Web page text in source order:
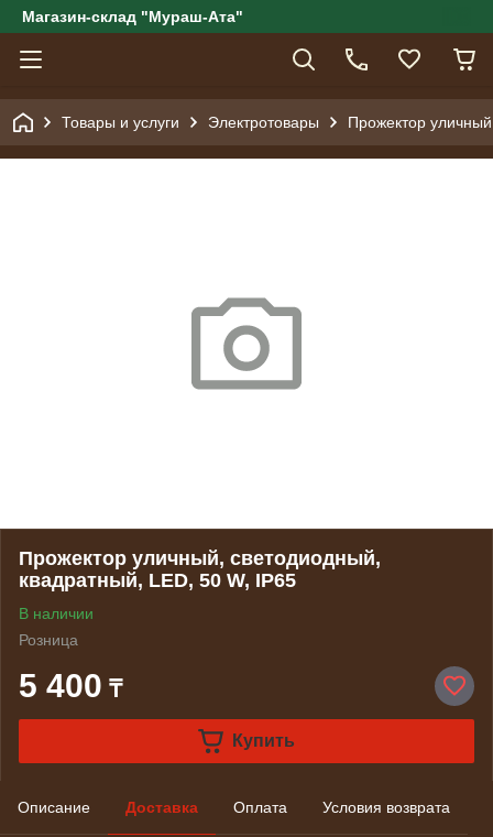
Магазин-склад "Мураш-Ата"
Товары и услуги Электротовары Прожектор
Прожектор уличный, светодиодный,
квадратный, LED, 50 W, IP65
В наличии
Розница
5 400 ₸
Купить
Описание Доставка Оплата Условия возврата